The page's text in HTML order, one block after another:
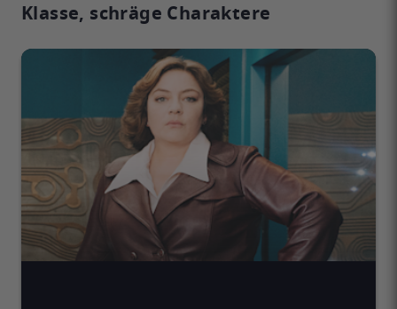
Klasse, schräge Charaktere